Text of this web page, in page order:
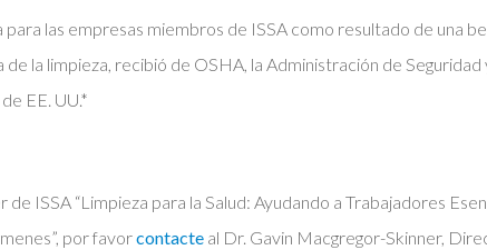
las empresas miembros de ISSA como resultado de una
de la limpieza, recibió de OSHA, la Administración de Seguridad
EE. UU.*
ISSA “Limpieza para la Salud: Ayudando a Trabajadores
por favorcontacte al Dr. Gavin Macgregor-Skinner,